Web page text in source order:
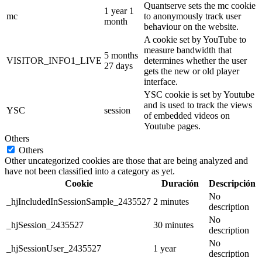
mc
1 year 1
month
Quantserve sets the mc cookie
to anonymously track user
behaviour on the website.
VISITOR_INFO1_LIVE
5 months
27 days
A cookie set by YouTube to
measure bandwidth that
determines whether the user
gets the new or old player
interface.
YSC session
YSC cookie is set by Youtube
and is used to track the views
of embedded videos on
Youtube pages.
Others
Others
Other uncategorized cookies are those that are being analyzed and
have not been classified into a category as yet.
Cookie
Duración
Descripción
_hjIncludedInSessionSample_2435527 2 minutes
No
description
_hjSession_2435527
30 minutes
No
description
_hjSessionUser_2435527
1 year
No
description